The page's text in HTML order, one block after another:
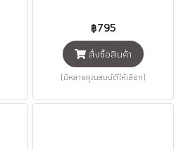
฿795
สั่งซื้อสินค้า
(มีหลายคุณสมบัติให้เลือก)